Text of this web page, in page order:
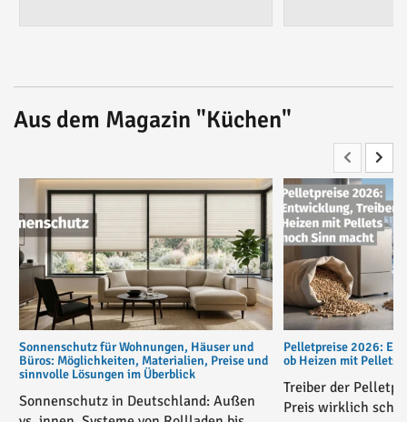
Aus dem Magazin "Küchen"
Sonnenschutz für Wohnungen, Häuser und
Büros: Möglichkeiten, Materialien, Preise und
sinnvolle Lösungen im Überblick
Sonnenschutz in Deutschland: Außen
Pelletpreise 2026:
ob Heizen mit Pellets
Treiber der
Preis wirklich